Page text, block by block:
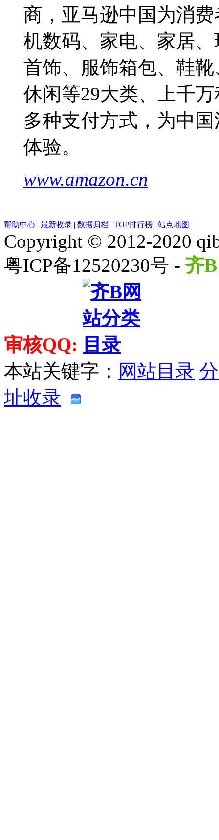
商，亚马逊中国为消
机数码、家电、家居
首饰、服饰箱包、鞋
休闲等29大类、上千
多种支付方式，为中
体验。
www.amazon.cn
帮助中心 | 最新收录 | 数据归档 | TOP排行榜 | 站点地图
Copyright © 2012-2020
粤ICP备12520230号 -齐
审核QQ:
本站关键字： 网站目录
址收录